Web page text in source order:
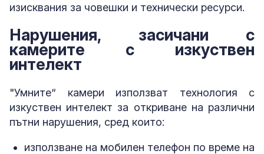
изисквания за човешки и технически ресурси.
Нарушения, засичани с
камерите с изкуствен
интелект
"Умните“ камери използват технология с
изкуствен интелект за откриване на различни
пътни нарушения, сред които:
използване на мобилен телефон по време на